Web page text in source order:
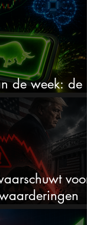
de week: de
dit AI-bedrijf
voor
waarderingen
toe